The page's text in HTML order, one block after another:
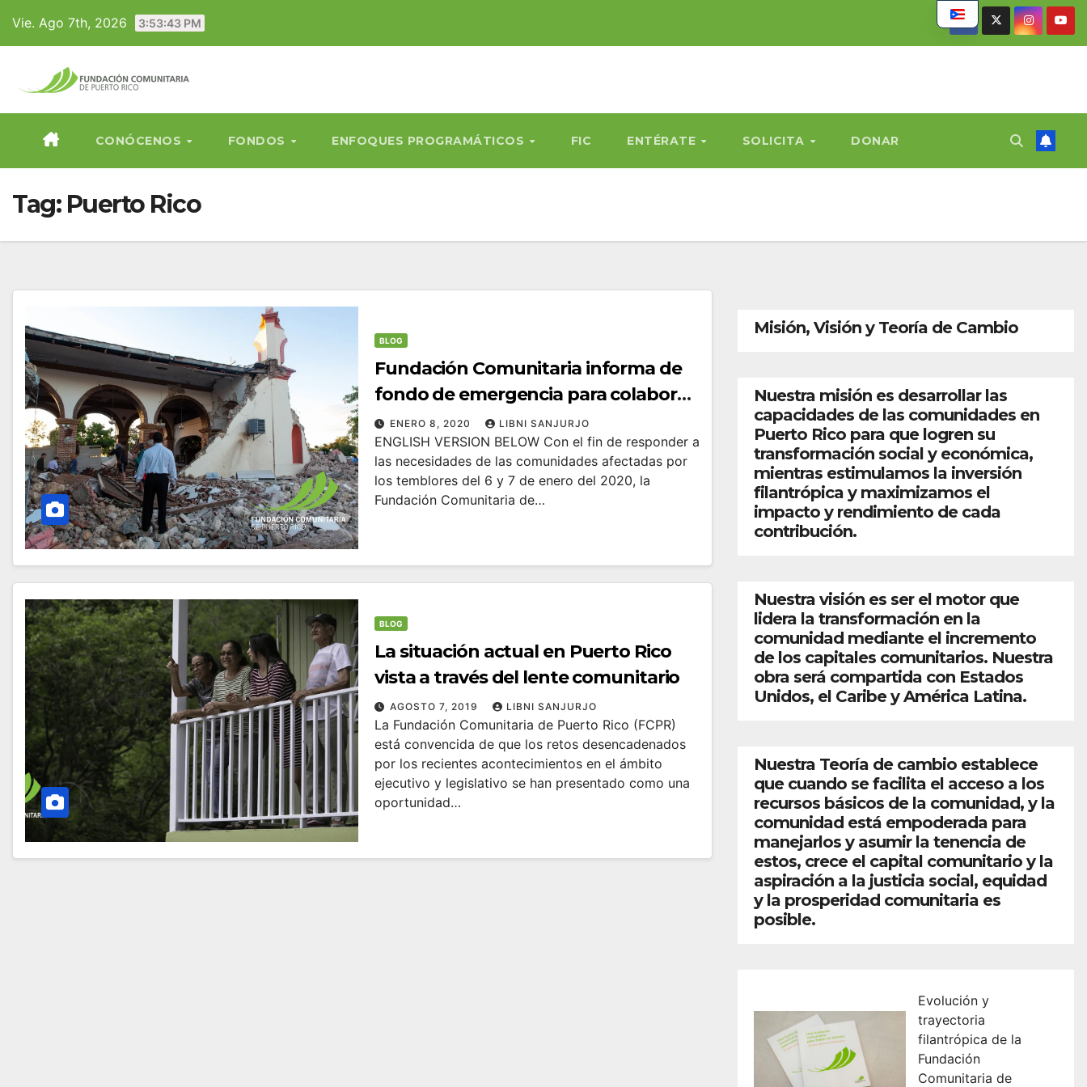
content
Vie. Ago 7th, 2026 3:53:44 PM
CONÓCENOS FONDOS ENFOQUES PROGRAMÁTICOS FIC ENTÉRATE SOLICITA DONAR
Tag: Puerto Rico
BLOG
Fundación Comunitaria informa de
fondo de emergencia para colaborar
con comunidades afectadas por los
temblores en Puerto Rico
ENERO 8, 2020 LIBNI SANJURJO
ENGLISH VERSION BELOW Con el fin de responder a
las necesidades de las comunidades afectadas por
los temblores del 6 y 7 de enero del 2020, la
Fundación Comunitaria de…
BLOG
La situación actual en Puerto Rico
vista a través del lente comunitario
AGOSTO 7, 2019 LIBNI SANJURJO
La Fundación Comunitaria de Puerto Rico (FCPR)
está convencida de que los retos desencadenados
por los recientes acontecimientos en el ámbito
ejecutivo y legislativo se han presentado como una
oportunidad…
Misión, Visión y Teoría de Cambio
Nuestra misión es desarrollar las
capacidades de las comunidades en
Puerto Rico para que logren su
transformación social y económica,
mientras estimulamos la inversión
filantrópica y maximizamos el
impacto y rendimiento de cada
contribución.
Nuestra visión es ser el motor que
lidera la transformación en la
comunidad mediante el incremento
de los capitales comunitarios. Nuestra
obra será compartida con Estados
Unidos, el Caribe y América Latina.
Nuestra Teoría de cambio establece
que cuando se facilita el acceso a los
recursos básicos de la comunidad, y la
comunidad está empoderada para
manejarlos y asumir la tenencia de
estos, crece el capital comunitario y la
aspiración a la justicia social, equidad
y la prosperidad comunitaria es
posible.
Evolución y
trayectoria
filantrópica de la
Fundación
Comunitaria de